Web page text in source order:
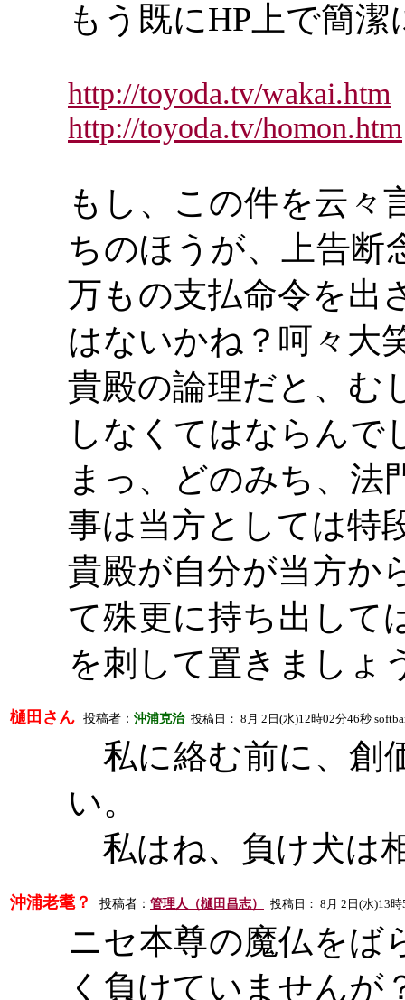
もう既にHP上で簡
http://toyoda.tv/wakai.htm
http://toyoda.tv/homon.htm
もし、この件を云々
ちのほうが、上告断
万もの支払命令を出
はないかね？呵々大
貴殿の論理だと、む
しなくてはならんで
まっ、どのみち、法
事は当方としては特
貴殿が自分が当方か
て殊更に持ち出して
を刺して置きましょ
樋田さん 投稿者： 沖浦克治 投稿日： 8 月 2 日 (水)12時02分46秒
私に絡む前に、創
い。
私はね、負け犬は
沖浦老耄？ 投稿者： 管理人（樋田昌志） 投稿日： 8 月 2 日 (水)13時
ニセ本尊の魔仏をば
く負けていませんが